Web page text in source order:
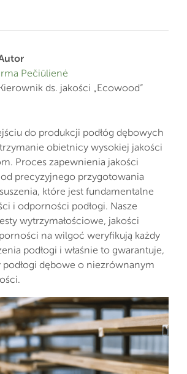
Pečiūlienė
ds. jakości „Ecowood”
do produkcji podłóg dębowych
obietnicy wysokiej jakości
Proces zapewnienia jakości
precyzyjnego przygotowania
które jest fundamentalne
i odporności podłogi. Nasze
wytrzymałościowe, jakości
na wilgoć weryfikują każdy
podłogi i właśnie to gwarantuje,
podłogi dębowe o niezrównanym